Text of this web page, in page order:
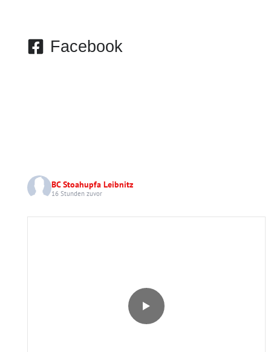
Facebook
BC Stoahupfa Leibnitz
16 Stunden zuvor